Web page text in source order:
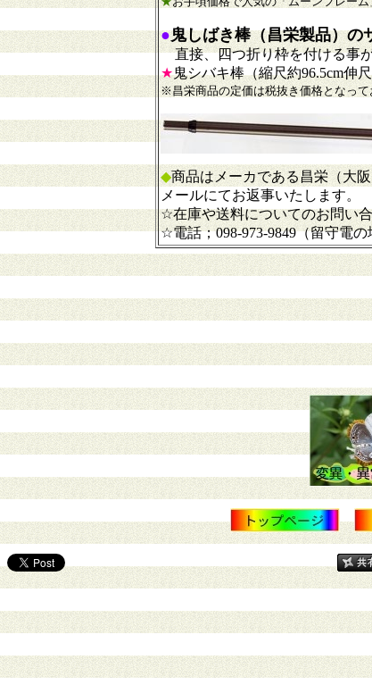
●鬼しばき棒（昌栄製品）の
直接、四つ折り枠を付ける事
★鬼シバキ棒（縮尺約96.5cm伸
※昌栄商品の定価は税抜き価格となっ
◆商品はメーカである昌栄（大
メールにてお返事いたします。
☆在庫や送料についてのお問い
☆電話；098-973-9849（留守電